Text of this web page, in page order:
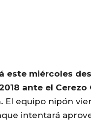
este miércoles
ante el
El equipo nipón
intentará